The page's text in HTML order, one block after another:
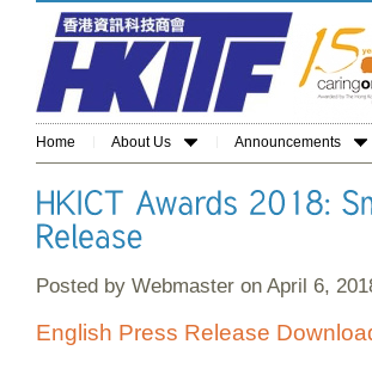
Home About Us Announcements
Posted by Webmaster on April 6,
English Press Release